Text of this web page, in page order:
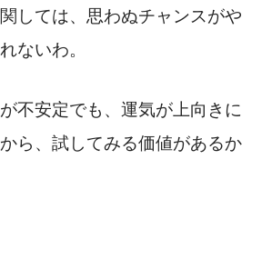
しては、思わぬチャンスがや
ないわ。
不安定でも、運気が上向きに
ら、試してみる価値があるか